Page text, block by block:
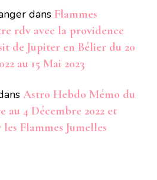
dans Flammes
rdv avec la providence
de Jupiter en Bélier du 20
au 15 Mai 2023
Astro Hebdo Mémo du
au 4 Décembre 2022 et
Flammes Jumelles